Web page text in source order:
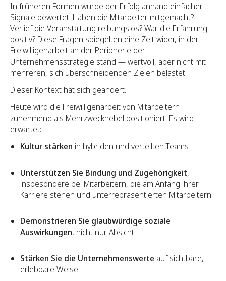
In früheren Formen wurde der Erfolg anhand einfacher
Signale bewertet: Haben die Mitarbeiter mitgemacht?
Verlief die Veranstaltung reibungslos? War die Erfahrung
positiv? Diese Fragen spiegelten eine Zeit wider, in der
Freiwilligenarbeit an der Peripherie der
Unternehmensstrategie stand — wertvoll, aber nicht mit
mehreren, sich überschneidenden Zielen belastet.
Dieser Kontext hat sich geändert.
Heute wird die Freiwilligenarbeit von Mitarbeitern
zunehmend als Mehrzweckhebel positioniert. Es wird
erwartet:
Kultur stärken in hybriden und verteilten Teams
Unterstützen Sie Bindung und Zugehörigkeit,
insbesondere bei Mitarbeitern, die am Anfang ihrer
Karriere stehen und unterrepräsentierten Mitarbeitern
Demonstrieren Sie glaubwürdige soziale
Auswirkungen, nicht nur Absicht
Stärken Sie die Unternehmenswerte auf sichtbare,
erlebbare Weise